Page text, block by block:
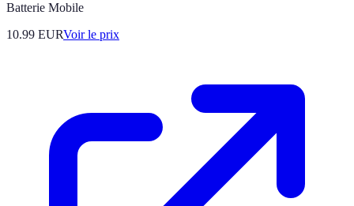
Batterie Mobile
10.99 EURVoir le prix